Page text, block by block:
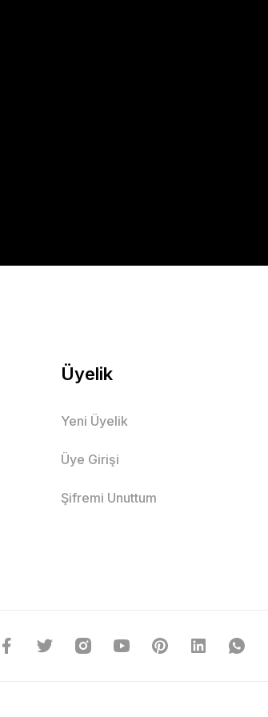
Üyelik
Yeni Üyelik
Üye Girişi
Şifremi Unuttum